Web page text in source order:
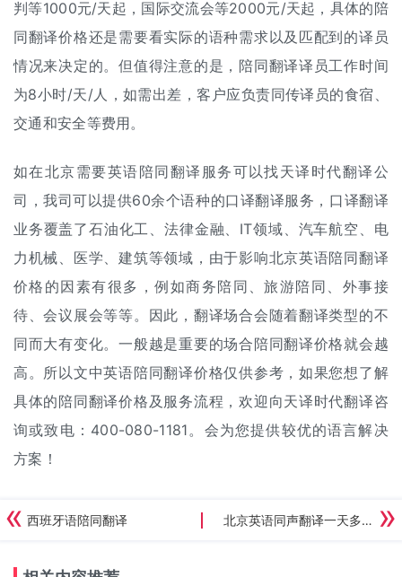
判等1000元/天起，国际交流会等2000元/天起，具体的陪
同翻译价格还是需要看实际的语种需求以及匹配到的译员
情况来决定的。但值得注意的是，陪同翻译译员工作时间
为8小时/天/人，如需出差，客户应负责同传译员的食宿、
交通和安全等费用。
如在北京需要英语陪同翻译服务可以找天译时代翻译公
司，我司可以提供60余个语种的口译翻译服务，口译翻译
业务覆盖了石油化工、法律金融、IT领域、汽车航空、电
力机械、医学、建筑等领域，由于影响北京英语陪同翻译
价格的因素有很多，例如商务陪同、旅游陪同、外事接
待、会议展会等等。因此，翻译场合会随着翻译类型的不
同而大有变化。一般越是重要的场合陪同翻译价格就会越
高。所以文中英语陪同翻译价格仅供参考，如果您想了解
具体的陪同翻译价格及服务流程，欢迎向天译时代翻译咨
询或致电：400-080-1181。会为您提供较优的语言解决
方案！
西班牙语陪同翻译 北京英语同声翻译一天多少钱？